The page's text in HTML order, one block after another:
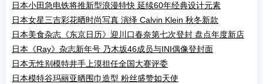
日本小田急电铁将推新型浪漫特快 延续60年经典设计元素
日本女星三吉彩花晒时尚写真 演绎 Calvin Klein 秋冬新款
日本美食杂志《东京日历》迎川口春奈第七次登封 盘点年度新店
日本《Ray》杂志新年号 乃木坂46成员与INI偶像登封面
日本无性别模特井手上漠担任全国大赛评委
日本模特谷玛丽亚晒围巾造型 粉丝盛赞如天使